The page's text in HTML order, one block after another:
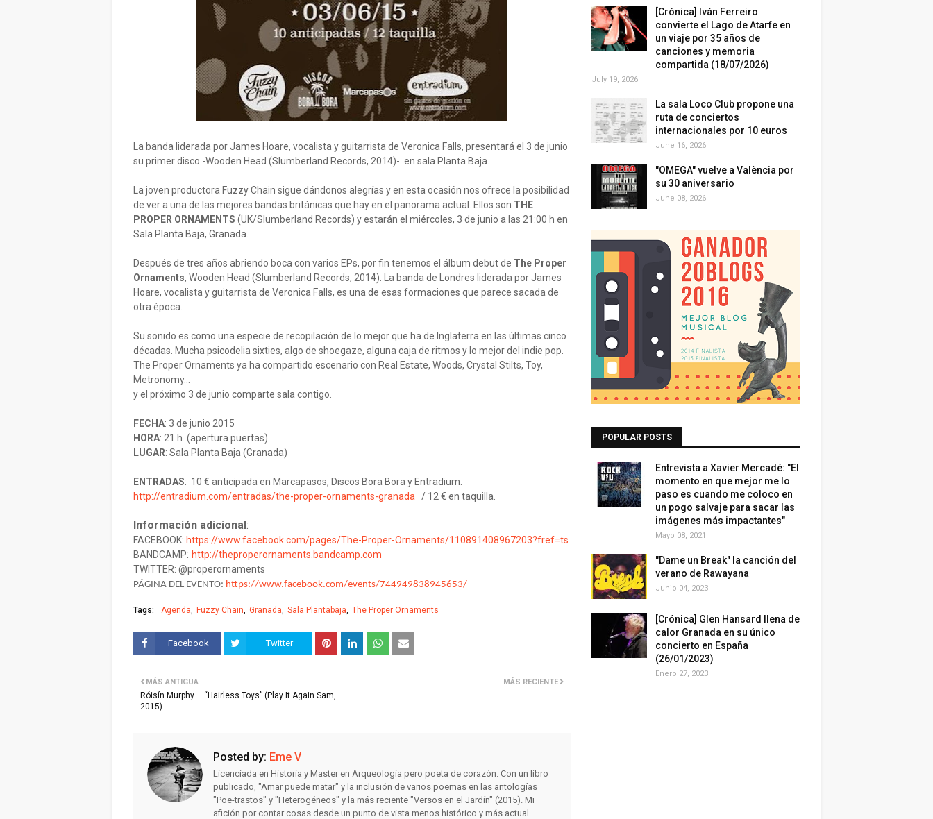
La banda liderada por James Hoare, vocalista y guitarrista de Veronica Falls, presentará el 3 de junio
su primer disco -Wooden Head (Slumberland Records, 2014)- en sala Planta Baja.
La joven productora Fuzzy Chain sigue dándonos alegrías y en esta ocasión nos ofrece la posibilidad
de ver a una de las mejores bandas británicas que hay en el panorama actual. Ellos son THE
PROPER ORNAMENTS (UK/Slumberland Records) y estarán el miércoles, 3 de junio a las 21:00 h en
Sala Planta Baja, Granada.
Después de tres años abriendo boca con varios EPs, por fin tenemos el álbum debut de The Proper
Ornaments, Wooden Head (Slumberland Records, 2014). La banda de Londres liderada por James
Hoare, vocalista y guitarrista de Veronica Falls, es una de esas formaciones que parece sacada de
otra época.
Su sonido es como una especie de recopilación de lo mejor que ha de Inglaterra en las últimas cinco
décadas. Mucha psicodelia sixties, algo de shoegaze, alguna caja de ritmos y lo mejor del indie pop.
The Proper Ornaments ya ha compartido escenario con Real Estate, Woods, Crystal Stilts, Toy,
Metronomy…
y el próximo 3 de junio comparte sala contigo.
FECHA: 3 de junio 2015
HORA: 21 h. (apertura puertas)
LUGAR: Sala Planta Baja (Granada)
ENTRADAS: 10 € anticipada en Marcapasos, Discos Bora Bora y Entradium.
http://entradium.com/entradas/the-proper-ornaments-granada / 12 € en taquilla.
Información adicional:
FACEBOOK: https://www.facebook.com/pages/The-Proper-Ornaments/110891408967203?fref=ts
BANDCAMP: http://theproperornaments.bandcamp.com
TWITTER: @properornaments
PÁGINA DEL EVENTO: https://www.facebook.com/events/744949838945653/
Tags: Agenda Fuzzy Chain Granada Sala Plantabaja The Proper Ornaments
Facebook Twitter
MÁS RECIENTE
MÁS ANTIGUA
Róisín Murphy – “Hairless Toys” (Play It Again Sam,
2015)
Posted by: Eme V
Licenciada en Historia y Master en Arqueología pero poeta de corazón. Con un libro
publicado, "Amar puede matar" y la inclusión de varios poemas en las antologías
"Poe-trastos" y "Heterogéneos" y la más reciente "Versos en el Jardín" (2015). Mi
afición por contar cosas desde un punto de vista menos histórico y más actual
[Crónica] Iván Ferreiro
convierte el Lago de Atarfe en
un viaje por 35 años de
canciones y memoria
compartida (18/07/2026)
July 19, 2026
La sala Loco Club propone una
ruta de conciertos
internacionales por 10 euros
June 16, 2026
"OMEGA" vuelve a València por
su 30 aniversario
June 08, 2026
POPULAR POSTS
Entrevista a Xavier Mercadé: "El
momento en que mejor me lo
paso es cuando me coloco en
un pogo salvaje para sacar las
imágenes más impactantes"
Mayo 08, 2021
"Dame un Break" la canción del
verano de Rawayana
Junio 04, 2023
[Crónica] Glen Hansard llena de
calor Granada en su único
concierto en España
(26/01/2023)
Enero 27, 2023